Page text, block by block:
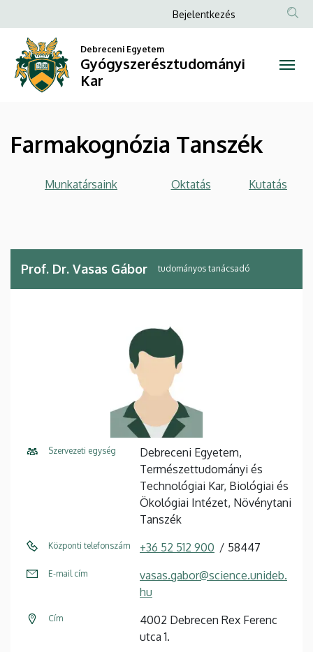
Tanszék
Gyógyszerésztudományi
a
tartalomra
Anonim
menüje
Bejelentkezés
Debreceni Egyetem
Gyógyszerésztudományi
Kar
Farmakognózia Tanszék
Munkatársaink Oktatás Kutatás
Prof. Dr. Vasas Gábor tudományos tanácsadó
Szervezeti egység
Debreceni Egyetem,
Természettudományi és
Technológiai Kar, Biológiai és
Ökológiai Intézet, Növénytani
Tanszék
Központi telefonszám +36 52 512 900 58447
E-mail cím
vasas.gabor@science.unideb.
hu
Cím
4002 Debrecen Rex Ferenc
utca 1.